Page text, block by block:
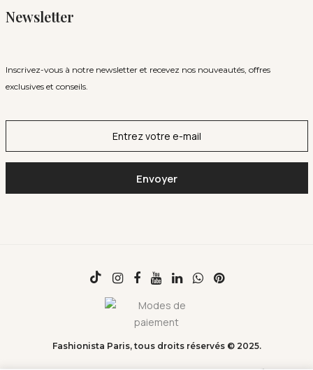
Newsletter
Inscrivez-vous à notre newsletter et recevez nos nouveautés, offres
exclusives et conseils.
Fashionista Paris, tous droits réservés © 2025.